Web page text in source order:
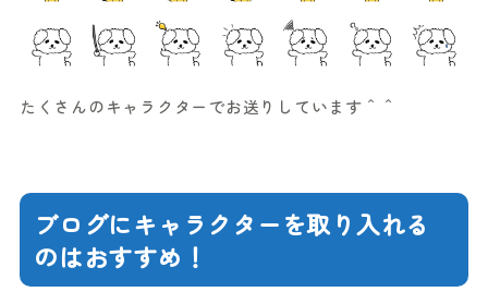
たくさんのキャラクターでお送りしています＾＾
ブログにキャラクターを取り入れる
のはおすすめ！